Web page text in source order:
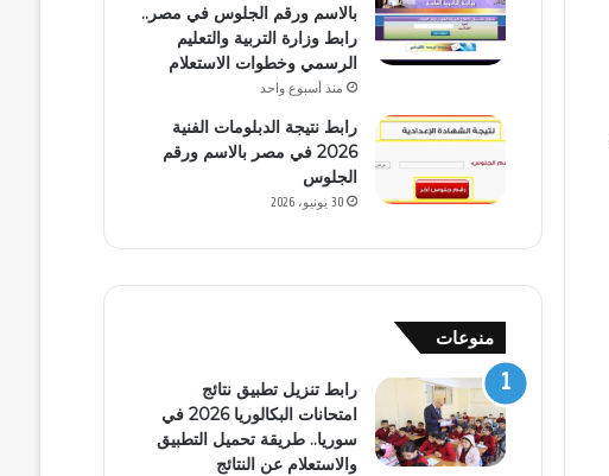
بالاسم ورقم الجلوس في مصر..
رابط وزارة التربية والتعليم
الرسمي وخطوات الاستعلام
منذ أسبوع واحد
رابط نتيجة الدبلومات الفنية
2026 في مصر بالاسم ورقم
الجلوس
30 يونيو، 2026
منوعات
رابط تنزيل تطبيق نتائج
امتحانات البكالوريا 2026 في
سوريا.. طريقة تحميل التطبيق
والاستعلام عن النتائج